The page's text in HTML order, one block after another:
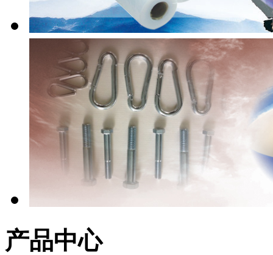
产品中心